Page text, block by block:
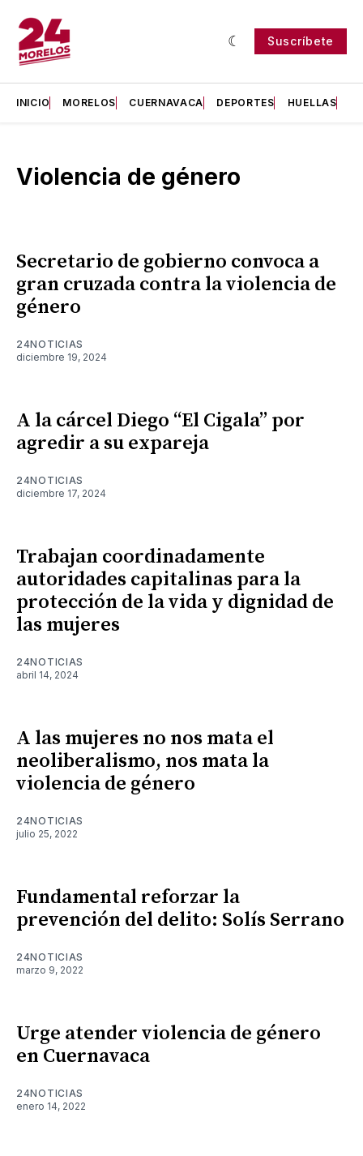
Suscríbete
INICIO MORELOS CUERNAVACA DEPORTES HUELLAS
Violencia de género
Secretario de gobierno convoca a
gran cruzada contra la violencia de
género
24NOTICIAS
diciembre 19, 2024
A la cárcel Diego “El Cigala” por
agredir a su expareja
24NOTICIAS
diciembre 17, 2024
Trabajan coordinadamente
autoridades capitalinas para la
protección de la vida y dignidad de
las mujeres
24NOTICIAS
abril 14, 2024
A las mujeres no nos mata el
neoliberalismo, nos mata la
violencia de género
24NOTICIAS
julio 25, 2022
Fundamental reforzar la
prevención del delito: Solís Serrano
24NOTICIAS
marzo 9, 2022
Urge atender violencia de género
en Cuernavaca
24NOTICIAS
enero 14, 2022